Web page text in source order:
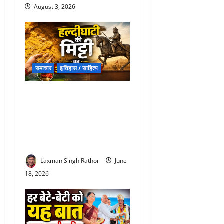
August 3, 2026
समाचार इतिहास / साहित्य
Laxman Singh Rathor
June
18, 2026